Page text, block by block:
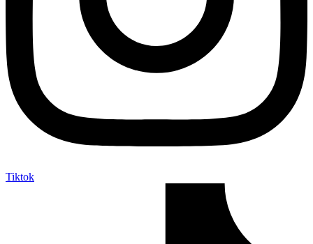
Tiktok